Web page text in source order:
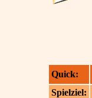
Quick:
Spielziel: